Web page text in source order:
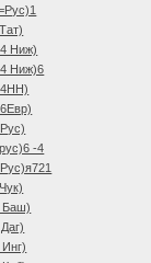
Ниж)
Ниж)6
-4
Баш)